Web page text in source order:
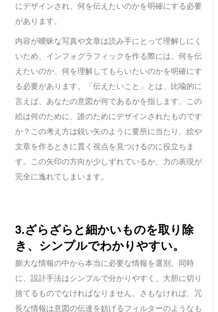
にデザインされ、何を伝えたいのかを明確にする必要
があります。
内容が曖昧な写真や文章は読み手にとって理解しにく
いため、インフォグラフィックを作る際には、何を伝
えたいのか、何を理解してもらいたいのかを明確にす
る必要があります。「伝えたいこと」とは、比喩的に
言えば、あなたの意図が何であるかを指します。この
絵は何のために、誰のためにデザインされたものです
か？この考え方は鋭い矢のように要所に当たり、絵や
文章を作るときに貫く視点を見つけるのに役立ちま
す。この矢印の方向が少しずれているか、力の表現が
完全に逸れてしまいます。
3.ざらざらと細かいものを取り除
き、シンプルでわかりやすい。
膨大な情報の中から本当に必要な情報を選別。同時
に、設計手法はシンプルで分かりやすく、大胆に切り
捨てるものでなければなりません。さもなければ、冗
長な情報は意図の伝達を妨げるフィルターのようなも